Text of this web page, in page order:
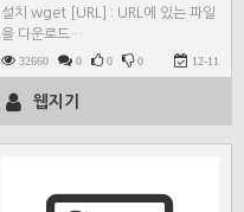
설치 wget [URL] : URL에 있는 파일
을 다운로드…
32660 0 0 0 12-11
웹지기